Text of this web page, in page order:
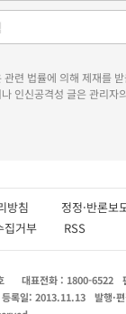
련 법률에 의해 제재를
인신공격성 글은 관리자
리방침 정정·반론보
집거부 RSS
대표전화 : 1800-6522
등록일: 2013.11.13 발행·